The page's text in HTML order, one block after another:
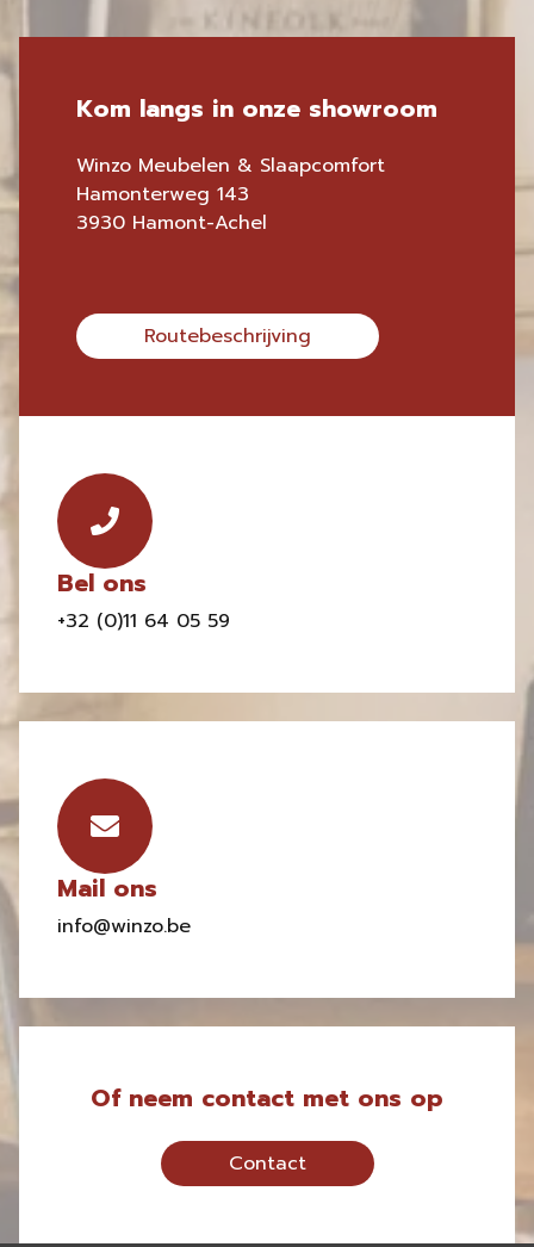
Kom langs in onze showroom
Winzo Meubelen & Slaapcomfort
Hamonterweg 143
3930 Hamont-Achel
Routebeschrijving
Bel ons
+32 (0)11 64 05 59
Mail ons
info@winzo.be
Of neem contact met ons op
Contact